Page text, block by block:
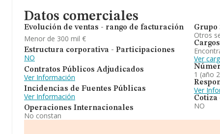
Datos comerciales
Evolución de ventas - rango de facturación
Menor de 300 mil €
Estructura corporativa - Participaciones
NO
Contratos Públicos Adjudicados
Ver Información
Incidencias de Fuentes Públicas
Ver Información
Operaciones Internacionales
No constan
Grupo
Otros
Cargos
Ver
1 (año
Ver
Cotiza
NO